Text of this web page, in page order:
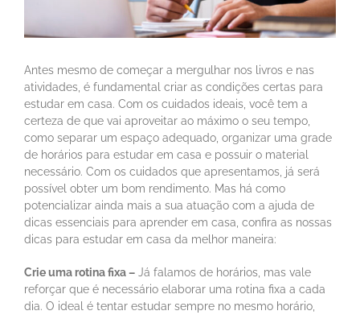
Antes mesmo de começar a mergulhar nos livros e nas
atividades, é fundamental criar as condições certas para
estudar em casa. Com os cuidados ideais, você tem a
certeza de que vai aproveitar ao máximo o seu tempo,
como separar um espaço adequado, organizar uma grade
de horários para estudar em casa e possuir o material
necessário. Com os cuidados que apresentamos, já será
possível obter um bom rendimento. Mas há como
potencializar ainda mais a sua atuação com a ajuda de
dicas essenciais para aprender em casa, confira as nossas
dicas para estudar em casa da melhor maneira:
Crie uma rotina fixa – Já falamos de horários, mas vale
reforçar que é necessário elaborar uma rotina fixa a cada
dia. O ideal é tentar estudar sempre no mesmo horário,